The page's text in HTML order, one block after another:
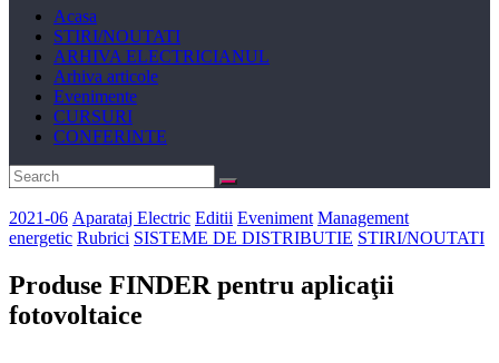
Acasa
STIRI/NOUTATI
ARHIVA ELECTRICIANUL
Arhiva articole
Evenimente
CURSURI
CONFERINTE
2021-06 Aparataj Electric Editii Eveniment Management
energetic Rubrici SISTEME DE DISTRIBUTIE STIRI/NOUTATI
Produse FINDER pentru aplicaţii
fotovoltaice